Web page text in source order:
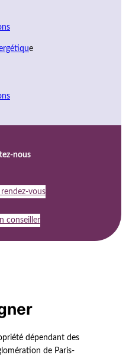
e
nous
vous
conseiller
dépendant des
de Paris-